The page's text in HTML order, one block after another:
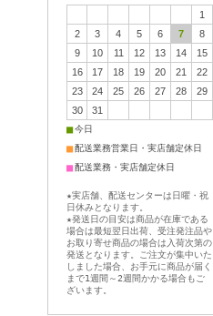
1
2
3 4 5 6 7
8
9
10 11 12 13 14
15
16
17 18 19 20 21
22
23
24 25 26 27 28
29
30
31
■今日
■配送業務営業日・実店舗定休日
■配送業務・実店舗定休日
★実店舗、配送センターは日曜・祝
日休みとなります。
★発送日の目安は商品が在庫である
場合は最短翌日出荷、受注発注品や
お取り寄せ商品の場合は入荷次第の
発送となります。ご注文が集中いた
しました場合、お手元に商品が届く
まで1週間～2週間かかる場合もご
ざいます。